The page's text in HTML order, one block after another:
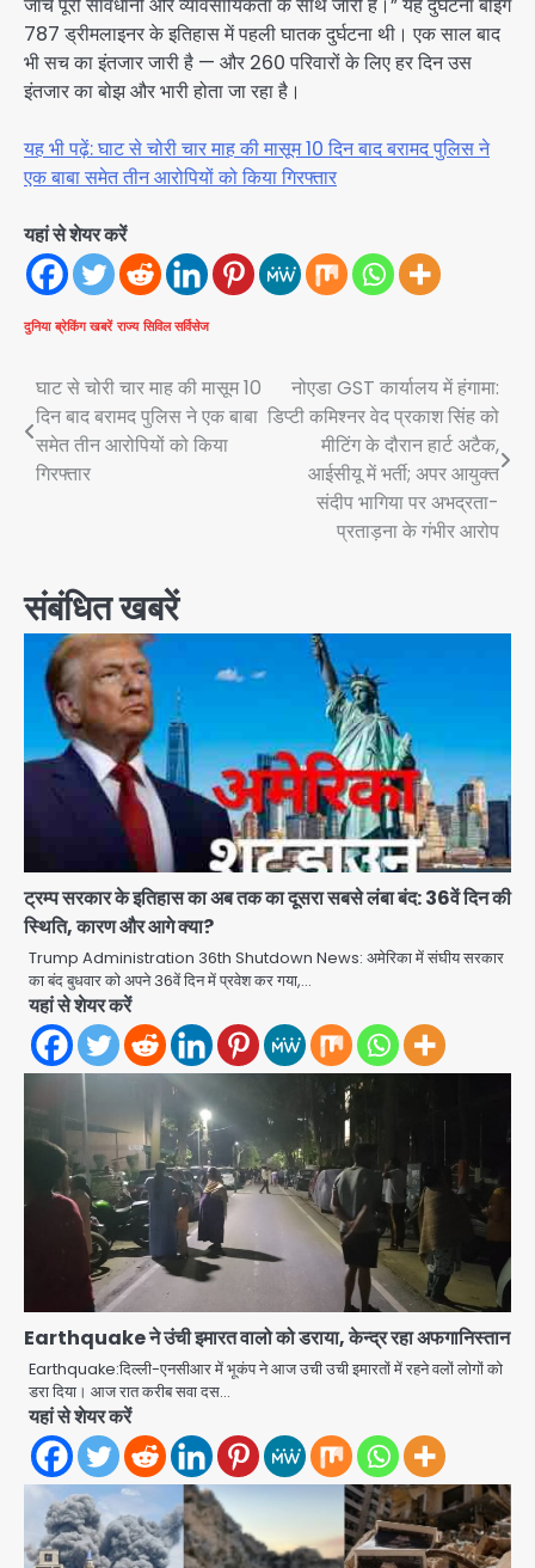
787 ड्रीमलाइनर के इतिहास में पहली घातक दुर्घटना थी। एक साल बाद
भी सच का इंतजार जारी है — और 260 परिवारों के लिए हर दिन उस
इंतजार का बोझ और भारी होता जा रहा है।
यह भी पढ़ें: घाट से चोरी चार माह की मासूम 10 दिन बाद बरामद पुलिस ने
एक बाबा समेत तीन आरोपियों को किया गिरफ्तार
यहां से शेयर करें
दुनिया ब्रेकिंग खबरें राज्य सिविल सर्विसेज
Post
navigation
घाट से चोरी चार माह की मासूम 10
दिन बाद बरामद पुलिस ने एक बाबा
समेत तीन आरोपियों को किया
गिरफ्तार
नोएडा GST कार्यालय में हंगामा:
डिप्टी कमिश्नर वेद प्रकाश सिंह को
मीटिंग के दौरान हार्ट अटैक,
आईसीयू में भर्ती; अपर आयुक्त
संदीप भागिया पर अभद्रता-
प्रताड़ना के गंभीर आरोप
संबंधित खबरें
ट्रम्प सरकार के इतिहास का अब तक का दूसरा सबसे लंबा बंद: 36वें दिन की
स्थिति, कारण और आगे क्या?
Trump Administration 36th Shutdown News: अमेरिका में संघीय सरकार
का बंद बुधवार को अपने 36वें दिन में प्रवेश कर गया,…
यहां से शेयर करें
Earthquake ने उंची इमारत वालो को डराया, केन्द्र रहा अफगानिस्तान
Earthquake:दिल्ली-एनसीआर में भूकंप ने आज उची उची इमारतों में रहने वलों लोगों को
डरा दिया। आज रात करीब सवा दस…
यहां से शेयर करें
2
Green Arch Society: सेविअर ग्रीन
ने शुरू की सैंपलिंग जांच
jai hind janab
थाईलैंड के स्कूल में गोलीबारी, 3 छात्रों समेत 6
लोगों की मौत; 15 घायल